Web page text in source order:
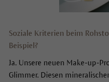
Soziale Kriterien beim
Beispiel?
Ja. Unsere neuen Make-up-
Glimmer. Diesen